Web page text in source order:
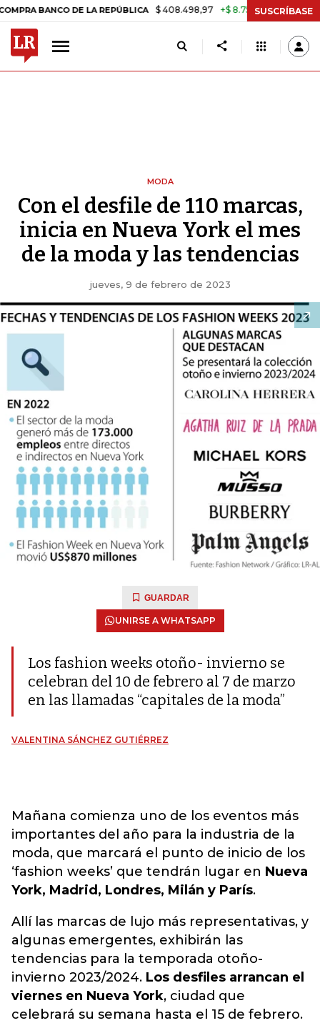
DE LA REPÚBLICA $ 408.498,97 +$ 8.753,81 +2,19% TASA DE
SUSCRÍBASE
MODA
Con el desfile de 110 marcas,
inicia en Nueva York el mes
de la moda y las tendencias
jueves, 9 de febrero de 2023
GUARDAR
UNIRSE A WHATSAPP
Los fashion weeks otoño- invierno se
celebran del 10 de febrero al 7 de marzo
en las llamadas “capitales de la moda”
VALENTINA SÁNCHEZ GUTIÉRREZ
Mañana comienza uno de los eventos más
importantes del año para la industria de la
moda, que marcará el punto de inicio de los
‘fashion weeks’ que tendrán lugar en Nueva
York, Madrid, Londres, Milán y París.
Allí las marcas de lujo más representativas, y
algunas emergentes, exhibirán las
tendencias para la temporada otoño-
invierno 2023/2024. Los desfiles arrancan el
viernes en Nueva York, ciudad que
celebrará su semana hasta el 15 de febrero.